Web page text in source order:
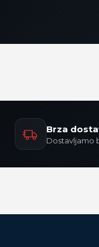
Brza
Dostavljamo